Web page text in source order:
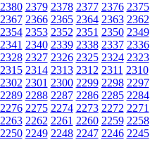
2380 2379 2378 2377 2376 2375
2367 2366 2365 2364 2363 2362
2354 2353 2352 2351 2350 2349
2341 2340 2339 2338 2337 2336
2328 2327 2326 2325 2324 2323
2315 2314 2313 2312 2311 2310
2302 2301 2300 2299 2298 2297
2289 2288 2287 2286 2285 2284
2276 2275 2274 2273 2272 2271
2263 2262 2261 2260 2259 2258
2250 2249 2248 2247 2246 2245